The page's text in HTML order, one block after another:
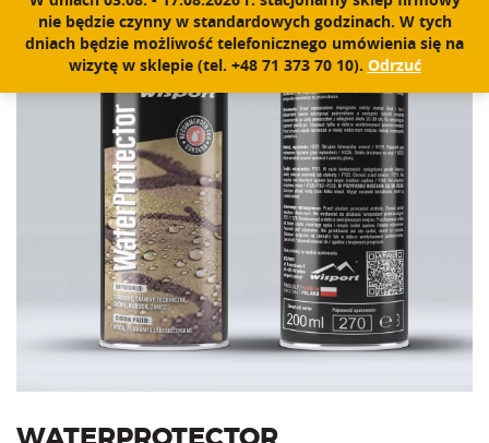
j
a
nie będzie czynny w standardowych godzinach. W tych
dniach będzie możliwość telefonicznego umówienia się na
wizytę w sklepie (tel. +48 71 373 70 10). Odrzuć